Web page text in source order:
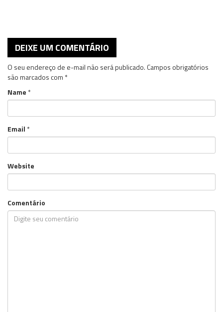
DEIXE UM COMENTÁRIO
O seu endereço de e-mail não será publicado. Campos obrigatórios
são marcados com *
Name *
Email *
Website
Comentário